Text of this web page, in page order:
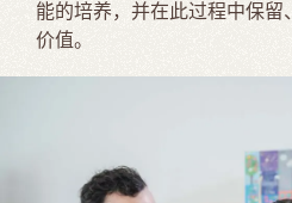
能的培养，并在此过程中保
价值。